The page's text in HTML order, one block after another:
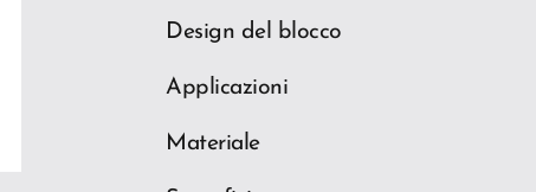
Design del blocco
Applicazioni
Materiale